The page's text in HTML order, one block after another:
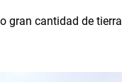
cantidad de